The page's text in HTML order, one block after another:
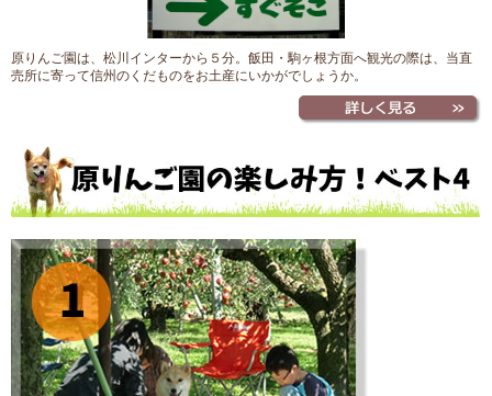
原りんご園は、松川インターから５分。飯田・駒ヶ根方面へ観光の際は、当直
売所に寄って信州のくだものをお土産にいかがでしょうか。